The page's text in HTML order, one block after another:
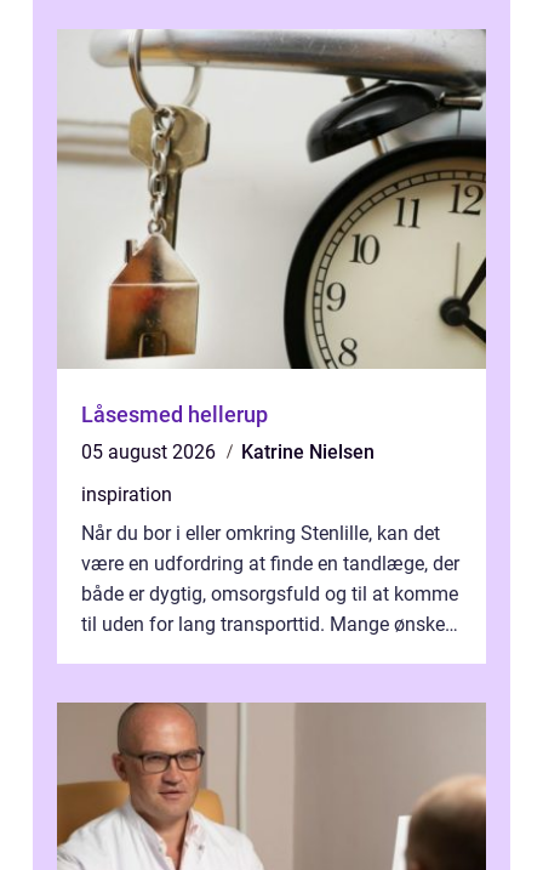
Låsesmed hellerup
05 august 2026
Katrine Nielsen
inspiration
Når du bor i eller omkring Stenlille, kan det
være en udfordring at finde en tandlæge, der
både er dygtig, omsorgsfuld og til at komme
til uden for lang transporttid. Mange ønsker